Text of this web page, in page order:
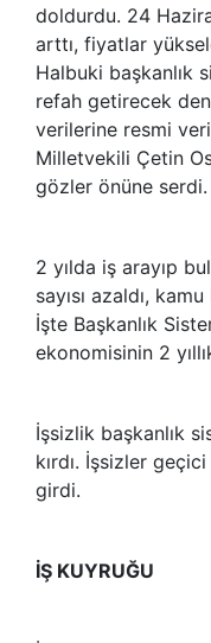
doldurdu. 24
arttı, fiyatlar
Halbuki başkanlık
refah getirecek
verilerine resmi
Milletvekili Çetin
gözler önüne serdi.
2 yılda iş arayıp
sayısı azaldı,
İşte Başkanlık
ekonomisinin 2
İşsizlik başkanlık
kırdı. İşsizler
girdi.
İŞ KUYRUĞU